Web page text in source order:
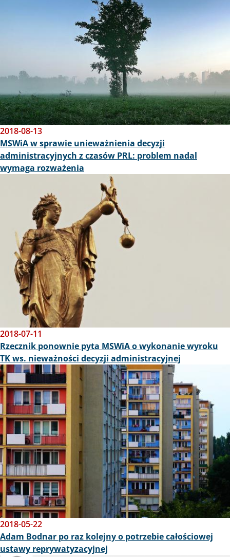
2018-08-13
MSWiA w sprawie unieważnienia decyzji
administracyjnych z czasów PRL: problem nadal
wymaga rozważenia
2018-07-11
Rzecznik ponownie pyta MSWiA o wykonanie wyroku
TK ws. nieważności decyzji administracyjnej
Obraz
2018-05-22
Adam Bodnar po raz kolejny o potrzebie całościowej
ustawy reprywatyzacyjnej